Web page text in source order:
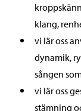
klang,
vi lär oss
dynamik,
sången
vi lär oss
stämning